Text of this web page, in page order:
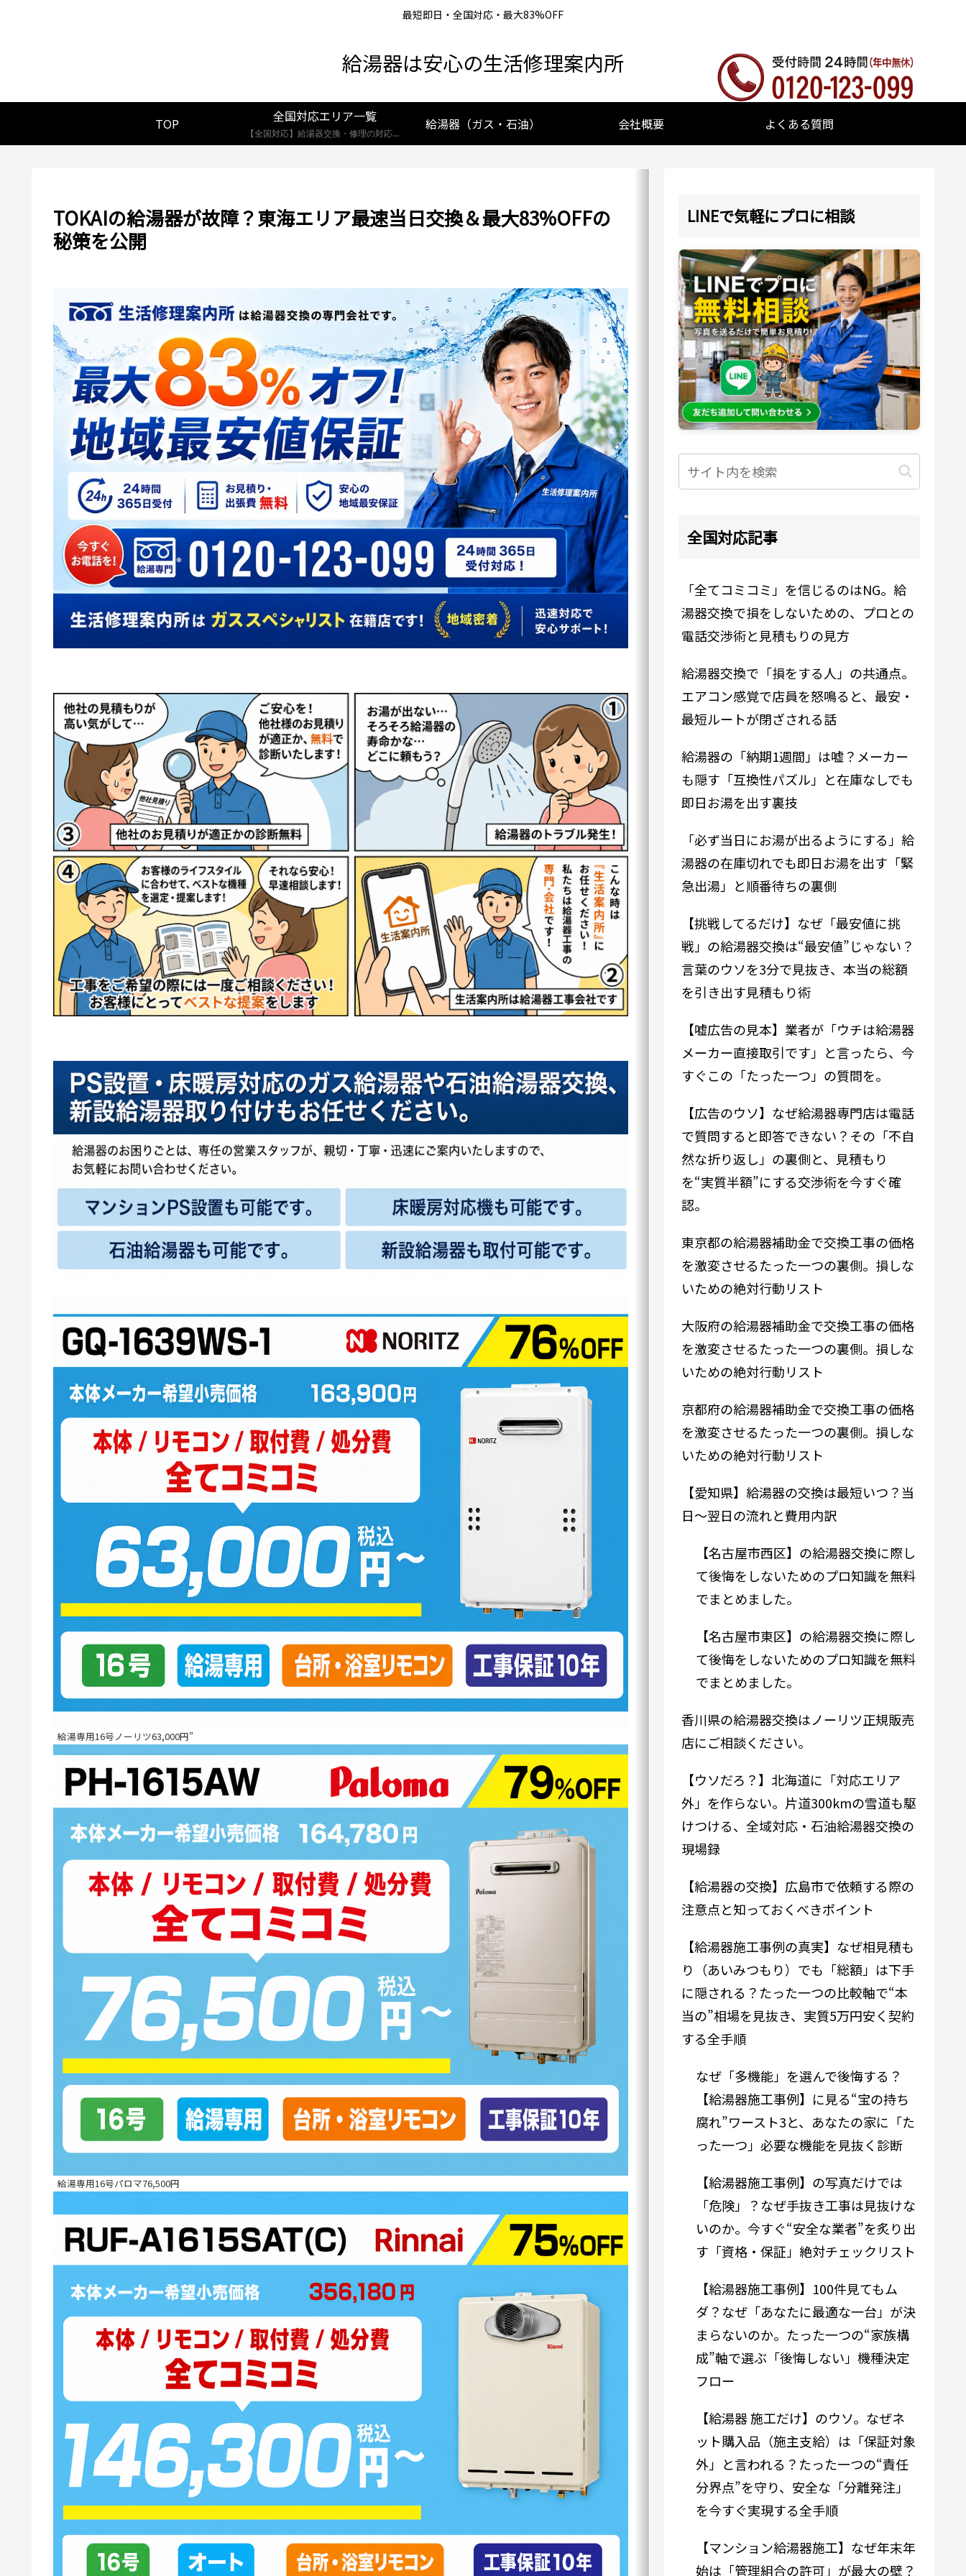
最短即日・全国対応・最大83%OFF
給湯器は安心の生活修理案内所
TOP 全国対応エリア一覧
【全国対応】給湯器交換・修理の対応エリア一覧。北海道から沖縄まで、創業25年の実績あるプロが最短即日で駆けつけます。リンナイ・ノーリツ・パロマなど全メーカー対応。お住まいの地域の施工事例や費用相場をご確認いただけます。
給湯器（ガス・石油） 会社概要 よくある質問
TOKAIの給湯器が故障？東海エリア最速当日交換＆最大83%OFFの
秘策を公開
給湯専用16号ノーリツ63,000円”
給湯専用16号パロマ76,500円
LINEで気軽にプロに相談
全国対応記事
「全てコミコミ」を信じるのはNG。給
湯器交換で損をしないための、プロとの
電話交渉術と見積もりの見方
給湯器交換で「損をする人」の共通点。
エアコン感覚で店員を怒鳴ると、最安・
最短ルートが閉ざされる話
給湯器の「納期1週間」は嘘？メーカー
も隠す「互換性パズル」と在庫なしでも
即日お湯を出す裏技
「必ず当日にお湯が出るようにする」給
湯器の在庫切れでも即日お湯を出す「緊
急出湯」と順番待ちの裏側
【挑戦してるだけ】なぜ「最安値に挑
戦」の給湯器交換は“最安値”じゃない？
言葉のウソを3分で見抜き、本当の総額
を引き出す見積もり術
【嘘広告の見本】業者が「ウチは給湯器
メーカー直接取引です」と言ったら、今
すぐこの「たった一つ」の質問を。
【広告のウソ】なぜ給湯器専門​​店は電話
で質問すると即答できない？その「不自
然な折り返し」の裏側と、見積もり
を“実質半額”にする交渉術を今すぐ確
認。
東京都の給湯器補助金で交換工事の価格
を激変させるたった一つの裏側。損しな
いための絶対行動リスト
大阪府の給湯器補助金で交換工事の価格
を激変させるたった一つの裏側。損しな
いための絶対行動リスト
京都府の給湯器補助金で交換工事の価格
を激変させるたった一つの裏側。損しな
いための絶対行動リスト
【愛知県】給湯器の交換は最短いつ？当
日〜翌日の流れと費用内訳
【名古屋市西区】の給湯器交換に際し
て後悔をしないためのプロ知識を無料
でまとめました。
【名古屋市東区】の給湯器交換に際し
て後悔をしないためのプロ知識を無料
でまとめました。
香川県の給湯器交換はノーリツ正規販売
店にご相談ください。
【ウソだろ？】北海道に「対応エリア
外」を作らない。片道300kmの雪道も駆
けつける、全域対応・石油給湯器交換の
現場録
【給湯器の交換】広島市で依頼する際の
注意点と知っておくべきポイント
【給湯器施工事例の真実】なぜ相見積も
り（あいみつもり）でも「総額」は下手
に隠される？たった一つの比較軸で“本
当の”相場を見抜き、実質5万円安く契約
する全手順
なぜ「多機能」を選んで後悔する？
【給湯器施工事例】に見る“宝の持ち
腐れ”ワースト3と、あなたの家に「た
った一つ」必要な機能を見抜く診断
【給湯器施工事例】の写真だけでは
「危険」？なぜ手抜き工事は見抜けな
いのか。今すぐ“安全な業者”を炙り出
す「資格・保証」絶対チェックリスト
【給湯器施工事例】100件見てもム
ダ？なぜ「あなたに最適な一台」が決
まらないのか。たった一つの“家族構
成”軸で選ぶ「後悔しない」機種決定
フロー
【給湯器 施工だけ】のウソ。なぜネ
ット購入品（施主支給）は「保証対象
外」と言われる？たった一つの“責任
分界点”を守り、安全な「分離発注」
を今すぐ実現する全手順
【マンション給湯器施工】なぜ年末年
始は「管理組合の許可」が最大の壁？